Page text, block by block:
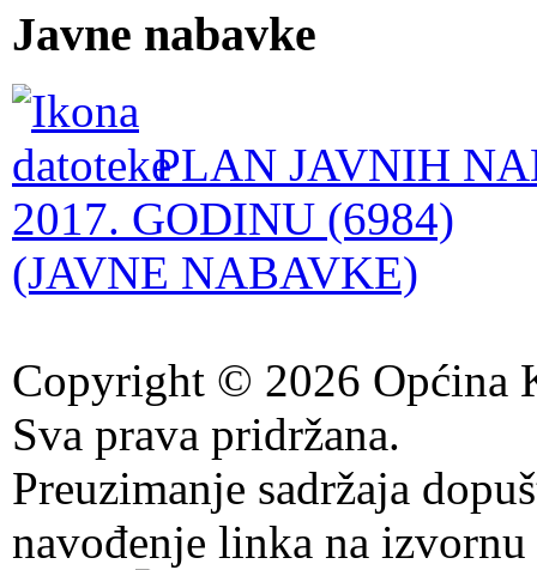
Javne nabavke
PLAN JAVNIH
2017. GODINU (6984)
(JAVNE NABAVKE)
Copyright © 2026 Općina
Sva prava pridržana.
Preuzimanje sadržaja
navođenje linka na izvornu